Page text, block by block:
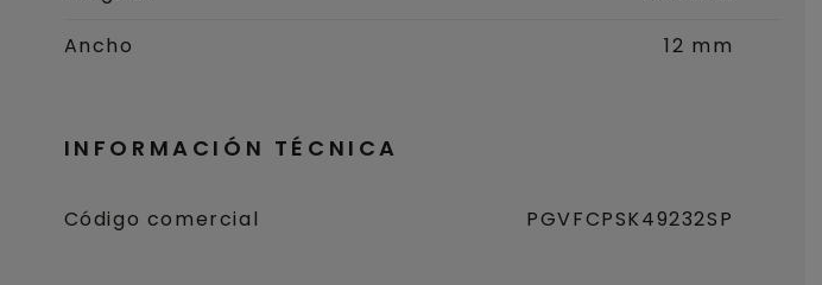
Ancho
12 mm
INFORMACIÓN TÉCNICA
Código comercial PGVFCPSK49232SP